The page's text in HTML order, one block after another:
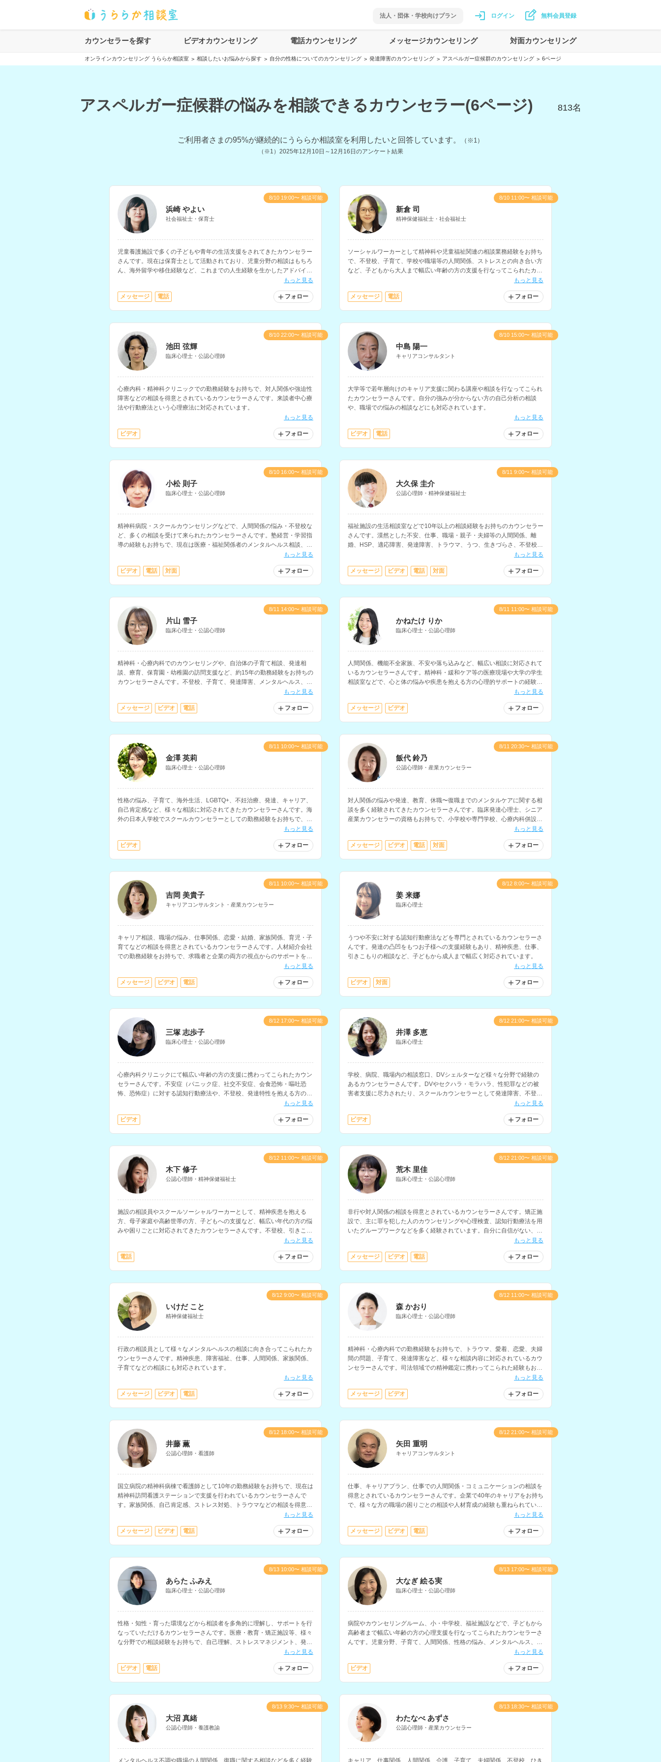
法人・団体・学校向けプラン ログイン 無料会員登録
カウンセラーを探す ビデオカウンセリング 電話カウンセリング メッセージカウンセリング 対面カウンセリング
オンラインカウンセリング うららか相談室 > 相談したいお悩みから探す > 自分の性格についてのカウンセリング > 発達障害のカウンセリング > アスペルガー症候群のカウンセリング > 6ページ
アスペルガー症候群の悩みを相談できるカウンセラー(6ページ) 813名
ご利用者さまの95%が継続的にうららか相談室を利用したいと回答しています。 （※1）
（※1） 2025年12月10日～12月16日 のアンケート結果
浜崎 やよい
社会福祉士・保育士
児童養護施設で多くの子どもや青年の生活支援をされてきたカウンセラー
さんです。現在は保育士として活動されており、児童分野の相談はもちろ
ん、海外留学や移住経験など、これまでの人生経験を生かしたアドバイス
も可能です。ファイナンシャルプランナーの資格をお持ちで、お金に関す
もっと見る
メッセージ 電話 フォロー
8/10 19:00〜 相談可能
新倉 司
精神保健福祉士・社会福祉士
ソーシャルワーカーとして精神科や児童福祉関連の相談業務経験をお持ち
で、不登校、子育て、学校や職場等の人間関係、ストレスとの向き合い方
など、子どもから大人まで幅広い年齢の方の支援を行なってこられたカウ
もっと見る
メッセージ 電話 フォロー
8/10 11:00〜 相談可能
池田 弦輝
臨床心理士・公認心理師
心療内科・精神科クリニックでの勤務経験をお持ちで、対人関係や強迫性
障害などの相談を得意とされているカウンセラーさんです。来談者中心療
法や行動療法という心理療法に対応されています。
もっと見る
ビデオ フォロー
8/10 22:00〜 相談可能
中島 陽一
キャリアコンサルタント
大学等で若年層向けのキャリア支援に関わる講座や相談を行なってこられ
たカウンセラーさんです。自分の強みが分からない方の自己分析の相談
や、職場での悩みの相談などにも対応されています。
もっと見る
ビデオ 電話 フォロー
8/10 15:00〜 相談可能
小松 則子
臨床心理士・公認心理師
精神科病院・スクールカウンセリングなどで、人間関係の悩み・不登校な
ど、多くの相談を受けて来られたカウンセラーさんです。塾経営・学習指
導の経験もお持ちで、現在は医療・福祉関係者のメンタルヘルス相談、大
学の学生相談、小中学生・保護者の相談などを行っておられます。もっと見る
ビデオ 電話 対面 フォロー
8/10 16:00〜 相談可能
大久保 圭介
公認心理師・精神保健福祉士
福祉施設の生活相談室などで10年以上の相談経験をお持ちのカウンセラー
さんです。漠然とした不安、仕事、職場・親子・夫婦等の人間関係、離
婚、HSP、適応障害、発達障害、トラウマ、うつ、生きづらさ、不登校、
もっと見る
メッセージ ビデオ 電話 対面 フォロー
8/11 9:00〜 相談可能
片山 雪子
臨床心理士・公認心理師
精神科・心療内科でのカウンセリングや、自治体の子育て相談、発達相
談、療育、保育園・幼稚園の訪問支援など、約15年の勤務経験をお持ちの
カウンセラーさんです。不登校、子育て、発達障害、メンタルヘルス、生
もっと見る
メッセージ ビデオ 電話 フォロー
8/11 14:00〜 相談可能
かねたけ りか
臨床心理士・公認心理師
人間関係、機能不全家族、不安や落ち込みなど、幅広い相談に対応されて
いるカウンセラーさんです。精神科・緩和ケア等の医療現場や大学の学生
相談室などで、心と体の悩みや疾患を抱える方の心理的サポートの経験を
お持ちで、夢分析などのイメージを用いたアプローチも取り入れられてい
もっと見る
メッセージ ビデオ フォロー
8/11 11:00〜 相談可能
金澤 英莉
臨床心理士・公認心理師
性格の悩み、子育て、海外生活、LGBTQ+、不妊治療、発達、キャリア、
自己肯定感など、様々な相談に対応されてきたカウンセラーさんです。海
外の日本人学校でスクールカウンセラーとしての勤務経験をお持ちで、駐
在帯同や帰国後の生活の悩みの相談などにも対応されています。もっと見る
ビデオ フォロー
8/11 10:00〜 相談可能
飯代 鈴乃
公認心理師・産業カウンセラー
対人関係の悩みや発達、教育、休職〜復職までのメンタルケアに関する相
談を多く経験されてきたカウンセラーさんです。臨床発達心理士、シニア
産業カウンセラーの資格もお持ちで、小学校や専門学校、心療内科併設の
カウンセリングセンターにて、様々な年齢層へのカウンセリングを経験さ
もっと見る
メッセージ ビデオ 電話 対面 フォロー
8/11 20:30〜 相談可能
吉岡 美貴子
キャリアコンサルタント・産業カウンセラー
キャリア相談、職場の悩み、仕事関係、恋愛・結婚、家族関係、育児・子
育てなどの相談を得意とされているカウンセラーさんです。人材紹介会社
での勤務経験をお持ちで、求職者と企業の両方の視点からのサポートを行
もっと見る
メッセージ ビデオ 電話 フォロー
8/11 10:00〜 相談可能
姜 来娜
臨床心理士
うつや不安に対する認知行動療法などを専門とされているカウンセラーさ
んです。発達の凸凹をもつお子様への支援経験もあり、精神疾患、仕事、
引きこもりの相談など、子どもから成人まで幅広く対応されています。
もっと見る
ビデオ 対面 フォロー
8/12 8:00〜 相談可能
三塚 志歩子
臨床心理士・公認心理師
心療内科クリニックにて幅広い年齢の方の支援に携わってこられたカウン
セラーさんです。不安症（パニック症、社交不安症、会食恐怖・嘔吐恐
怖、恐怖症）に対する認知行動療法や、不登校、発達特性を抱える方の支
もっと見る
ビデオ フォロー
8/12 17:00〜 相談可能
井澤 多恵
臨床心理士
学校、病院、職場内の相談窓口、DVシェルターなど様々な分野で経験の
あるカウンセラーさんです。DVやセクハラ・モラハラ、性犯罪などの被
害者支援に尽力されたり、スクールカウンセラーとして発達障害、不登
校、引きこもり等の相談や、心身症を抱える子どもとその家族へのカウン
もっと見る
ビデオ フォロー
8/12 21:00〜 相談可能
木下 修子
公認心理師・精神保健福祉士
施設の相談員やスクールソーシャルワーカーとして、精神疾患を抱える
方、母子家庭や高齢世帯の方、子どもへの支援など、幅広い年代の方の悩
みや困りごとに対応されてきたカウンセラーさんです。不登校、引きこも
り、対人関係、親子問題、HSP、摂食障害など、様々な分野のお悩みに対
もっと見る
電話 フォロー
8/12 11:00〜 相談可能
荒木 里佳
臨床心理士・公認心理師
非行や対人関係の相談を得意とされているカウンセラーさんです。矯正施
設で、主に罪を犯した人のカウンセリングや心理検査、認知行動療法を用
いたグループワークなどを多く経験されています。自分に自信がない、自
もっと見る
メッセージ ビデオ 電話 フォロー
8/12 21:00〜 相談可能
いけだ こと
精神保健福祉士
行政の相談員として様々なメンタルヘルスの相談に向き合ってこられたカ
ウンセラーさんです。精神疾患、障害福祉、仕事、人間関係、家族関係、
子育てなどの相談にも対応されています。
もっと見る
メッセージ ビデオ 電話 フォロー
8/12 9:00〜 相談可能
森 かおり
臨床心理士・公認心理師
精神科・心療内科での勤務経験をお持ちで、トラウマ、愛着、恋愛、夫婦
間の問題、子育て、発達障害など、様々な相談内容に対応されているカウ
ンセラーさんです。司法領域での精神鑑定に携わってこられた経験もお持
もっと見る
メッセージ ビデオ フォロー
8/12 11:00〜 相談可能
井藤 薫
公認心理師・看護師
国立病院の精神科病棟で看護師として10年の勤務経験をお持ちで、現在は
精神科訪問看護ステーションで支援を行われているカウンセラーさんで
す。家族関係、自己肯定感、ストレス対処、トラウマなどの相談を得意と
もっと見る
メッセージ ビデオ 電話 フォロー
8/12 18:00〜 相談可能
矢田 重明
キャリアコンサルタント
仕事、キャリアプラン、仕事での人間関係・コミュニケーションの相談を
得意とされているカウンセラーさんです。企業で40年のキャリアをお持ち
で、様々な方の職場の困りごとの相談や人材育成の経験も重ねられていま
もっと見る
メッセージ ビデオ 電話 フォロー
8/12 21:00〜 相談可能
あらた ふみえ
臨床心理士・公認心理師
性格・知性・育った環境などから相談者を多角的に理解し、サポートを行
なっていただけるカウンセラーさんです。医療・教育・矯正施設等、様々
な分野での相談経験をお持ちで、自己理解、ストレスマネジメント、発達
もっと見る
ビデオ 電話 フォロー
8/13 10:00〜 相談可能
大なぎ 絵る実
臨床心理士・公認心理師
病院やカウンセリングルーム、小・中学校、福祉施設などで、子どもから
高齢者まで幅広い年齢の方の心理支援を行なってこられたカウンセラーさ
んです。児童分野、子育て、人間関係、性格の悩み、メンタルヘルス、う
もっと見る
ビデオ フォロー
8/13 17:00〜 相談可能
大沼 真緒
公認心理師・養護教諭
メンタルヘルス不調や職場の人間関係、復職に関する相談などを多く経験
8/13 9:30〜 相談可能
わたなべ あずさ
公認心理師・産業カウンセラー
キャリア、仕事関係、人間関係、介護、子育て、夫婦関係、不登校、ひき
8/13 18:30〜 相談可能